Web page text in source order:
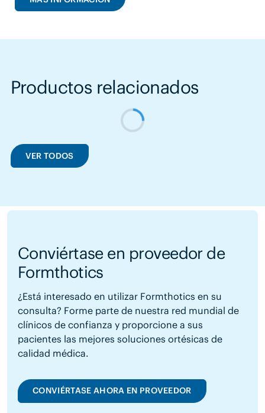
Productos relacionados
VER TODOS
Conviértase en proveedor de
Formthotics
¿Está interesado en utilizar Formthotics en su
consulta? Forme parte de nuestra red mundial de
clínicos de confianza y proporcione a sus
pacientes las mejores soluciones ortésicas de
calidad médica.
CONVIÉRTASE AHORA EN PROVEEDOR